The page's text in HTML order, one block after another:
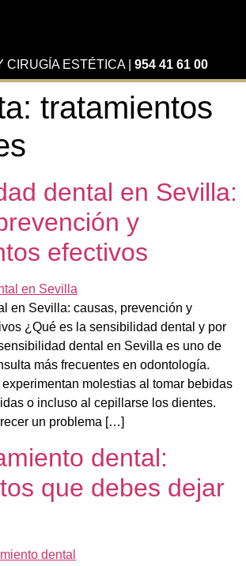
CIRUGÍA ESTÉTICA| 954 41 61 00
tratamientos
dental en Sevilla:
y
efectivos
en Sevilla: causas, prevención y
¿Qué es la sensibilidad dental y por
dental en Sevilla es uno de
más frecuentes en odontología.
molestias al tomar bebidas
o incluso al cepillarse los dientes.
un problema […]
dental:
que debes dejar